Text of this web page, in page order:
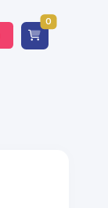
0